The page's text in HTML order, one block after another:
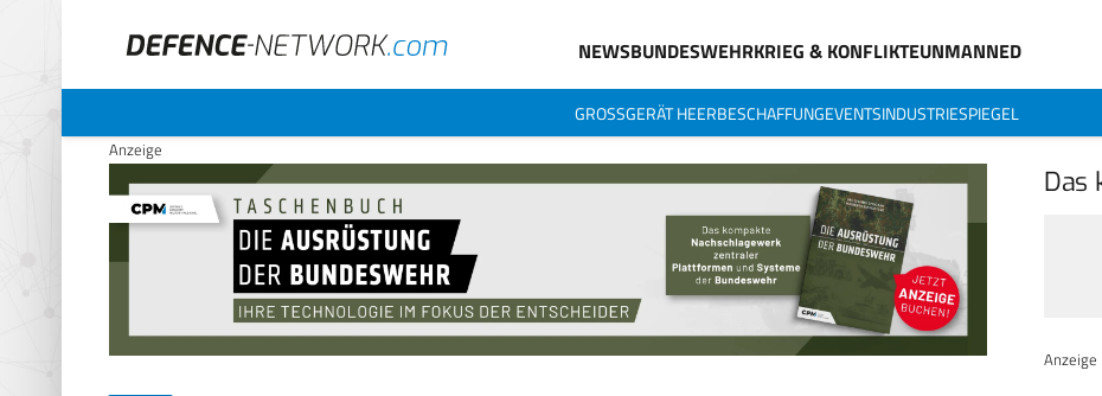
NEWSBUNDESWEHRKRIEG & KONFLIKTEUNMANNED
GROSSGERÄT HEERBESCHAFFUNGEVENTSINDUSTRIESPIEGEL
Anzeige
Das
Anzeige